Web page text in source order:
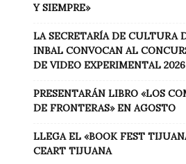
Y SIEMPRE»
LA SECRETARÍA DE CULTURA
INBAL CONVOCAN AL
DE VIDEO EXPERIMENTAL 2026
PRESENTARÁN LIBRO «LOS
DE FRONTERAS» EN AGOSTO
LLEGA EL «BOOK FEST
CEART TIJUANA